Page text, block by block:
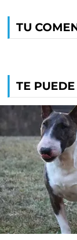
TU
TE